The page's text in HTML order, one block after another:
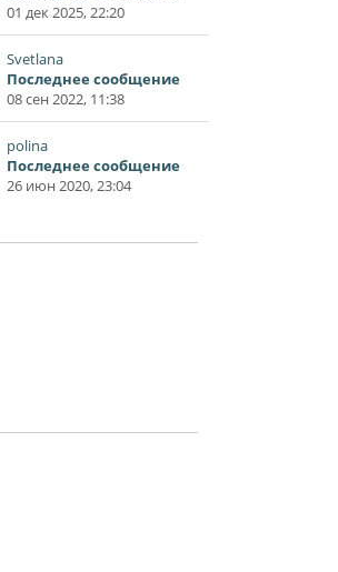
01 дек 2025, 22:20
Svetlana
Последнее сообщение
08 сен 2022, 11:38
polina
Последнее сообщение
26 июн 2020, 23:04